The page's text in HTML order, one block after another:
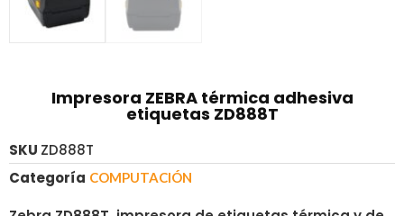
Impresora ZEBRA térmica adhesiva
etiquetas ZD888T
SKU ZD888T
Categoría COMPUTACIÓN